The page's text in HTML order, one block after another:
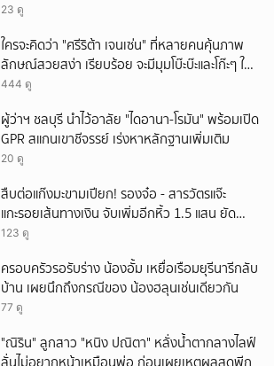
23 ดู
ใครจะคิดว่า "ศรีริต้า เจนเซ่น" ที่หลายคนคุ้นภาพ
ลักษณ์สวยสง่า เรียบร้อย จะมีมุมโบ๊ะบ๊ะและโก๊ะๆ ให้
ได้อมยิ้มเหมือนกัน งานนี้ทำเอาแฟนๆ ทั้งเอ็นดูทั้ง
444 ดู
ผู้ว่าฯ ชลบุรี นำไว้อาลัย "ไดอานา-โรมัน" พร้อมเปิด
GPR สแกนเขาชีจรรย์ เร่งหาหลักฐานเพิ่มเติม
20 ดู
สืบต่อแก๊งมะขามเปียก! รองจ๋อ - สารวัตรแจ๊ะ
แกะรอยเส้นทางเงิน จับเพิ่มอีกหิ้ว 1.5 แสน ยัด
สินบน
123 ดู
ครอบครัวรอรับร่าง น้องอั้ม เหยื่อเรือมยุรีนารีกลับ
บ้าน เผยนึกถึงกรณีของ น้องฮลุนเช่นเดียวกัน
77 ดู
"ณิริน" ลูกสาว "หนิง ปณิตา" หลั่งน้ำตากลางไลฟ์